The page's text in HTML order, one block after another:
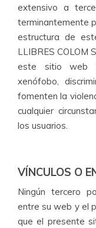
extensivo a
terminantemente
estructura de
LLIBRES COLOM
este sitio web
xenófobo,
fomenten la
cualquier
los usuarios.
VÍNCULOS O
Ningún tercero
entre su web y el
que el presente